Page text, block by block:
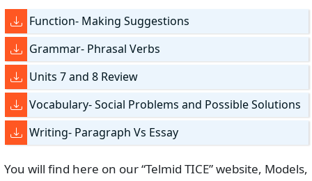
Function- Making Suggestions
Grammar- Phrasal Verbs
Units 7 and 8 Review
Vocabulary- Social Problems and Possible Solutions
Writing- Paragraph Vs Essay
You will find here on our “Telmid TICE” website, Models,